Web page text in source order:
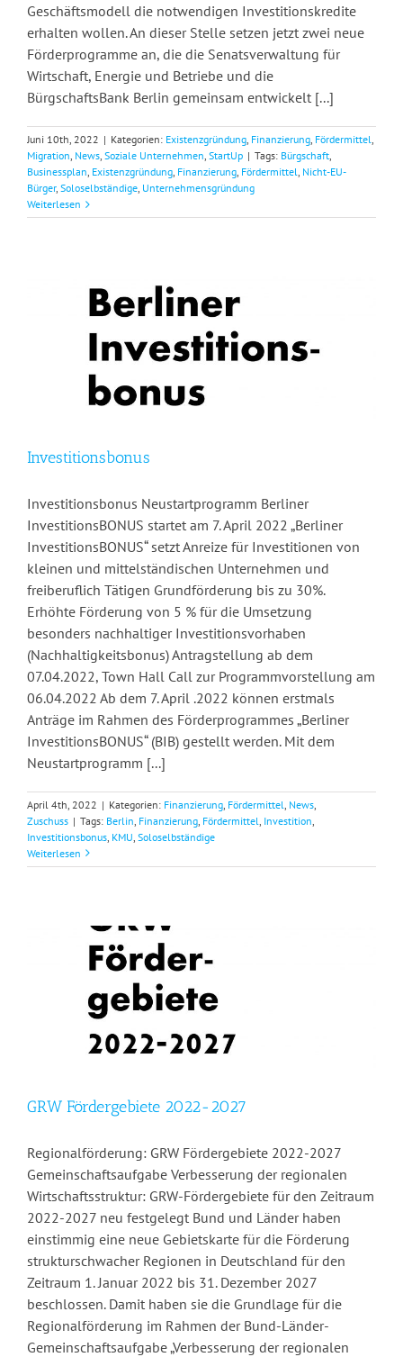
Geschäftsmodell die notwendigen Investitionskredite
erhalten wollen. An dieser Stelle setzen jetzt zwei neue
Förderprogramme an, die die Senatsverwaltung für
Wirtschaft, Energie und Betriebe und die
BürgschaftsBank Berlin gemeinsam entwickelt [...]
Juni 10th, 2022 | Kategorien: Existenzgründung, Finanzierung, Fördermittel,
Migration, News, Soziale Unternehmen, StartUp | Tags: Bürgschaft,
Businessplan, Existenzgründung, Finanzierung, Fördermittel, Nicht-EU-
Bürger, Soloselbständige, Unternehmensgründung
Weiterlesen
Investitionsbonus
Investitionsbonus Neustartprogramm Berliner
InvestitionsBONUS startet am 7. April 2022 „Berliner
InvestitionsBONUS“ setzt Anreize für Investitionen von
kleinen und mittelständischen Unternehmen und
freiberuflich Tätigen Grundförderung bis zu 30%.
Erhöhte Förderung von 5 % für die Umsetzung
besonders nachhaltiger Investitionsvorhaben
(Nachhaltigkeitsbonus) Antragstellung ab dem
07.04.2022, Town Hall Call zur Programmvorstellung am
06.04.2022 Ab dem 7. April .2022 können erstmals
Anträge im Rahmen des Förderprogrammes „Berliner
InvestitionsBONUS“ (BIB) gestellt werden. Mit dem
Neustartprogramm [...]
April 4th, 2022 | Kategorien: Finanzierung Fördermittel News
Zuschuss | Tags: Berlin Finanzierung Fördermittel Investition
Investitionsbonus KMU Soloselbständige
Weiterlesen
GRW Fördergebiete 2022-2027
Regionalförderung: GRW Fördergebiete 2022-2027
Gemeinschaftsaufgabe Verbesserung der regionalen
Wirtschaftsstruktur: GRW-Fördergebiete für den Zeitraum
2022-2027 neu festgelegt Bund und Länder haben
einstimmig eine neue Gebietskarte für die Förderung
strukturschwacher Regionen in Deutschland für den
Zeitraum 1. Januar 2022 bis 31. Dezember 2027
beschlossen. Damit haben sie die Grundlage für die
Regionalförderung im Rahmen der Bund-Länder-
Gemeinschaftsaufgabe „Verbesserung der regionalen